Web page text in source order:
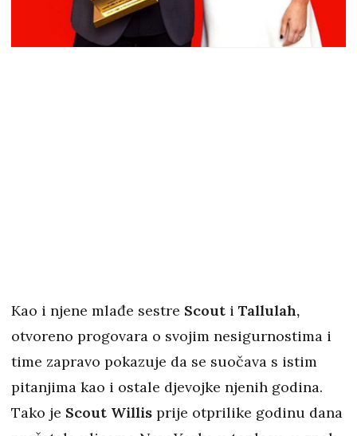
Kao i njene mlađe sestre Scout i Tallulah,
otvoreno progovara o svojim nesigurnostima i
time zapravo pokazuje da se suočava s istim
pitanjima kao i ostale djevojke njenih godina.
Tako je Scout Willis prije otprilike godinu dana